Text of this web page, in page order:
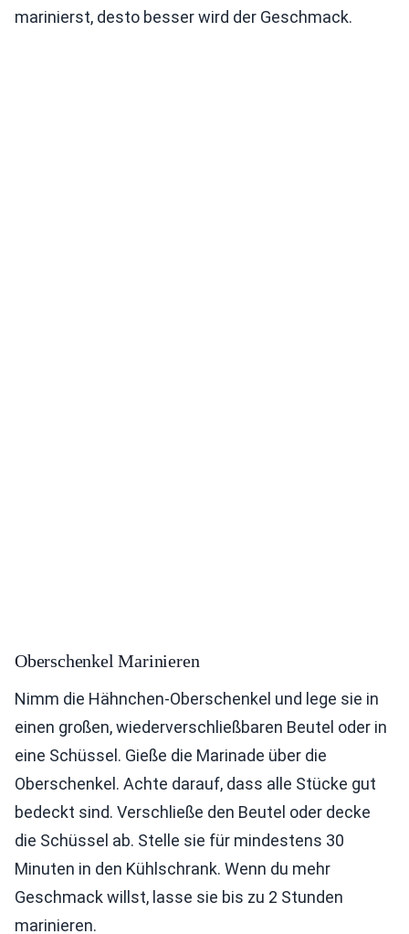
marinierst, desto besser wird der Geschmack.
Oberschenkel Marinieren
Nimm die Hähnchen-Oberschenkel und lege sie in
einen großen, wiederverschließbaren Beutel oder in
eine Schüssel. Gieße die Marinade über die
Oberschenkel. Achte darauf, dass alle Stücke gut
bedeckt sind. Verschließe den Beutel oder decke
die Schüssel ab. Stelle sie für mindestens 30
Minuten in den Kühlschrank. Wenn du mehr
Geschmack willst, lasse sie bis zu 2 Stunden
marinieren.